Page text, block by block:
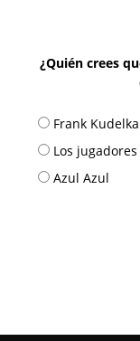
¿Quién crees
Frank Kudelka
Los jugadores
Azul Azul